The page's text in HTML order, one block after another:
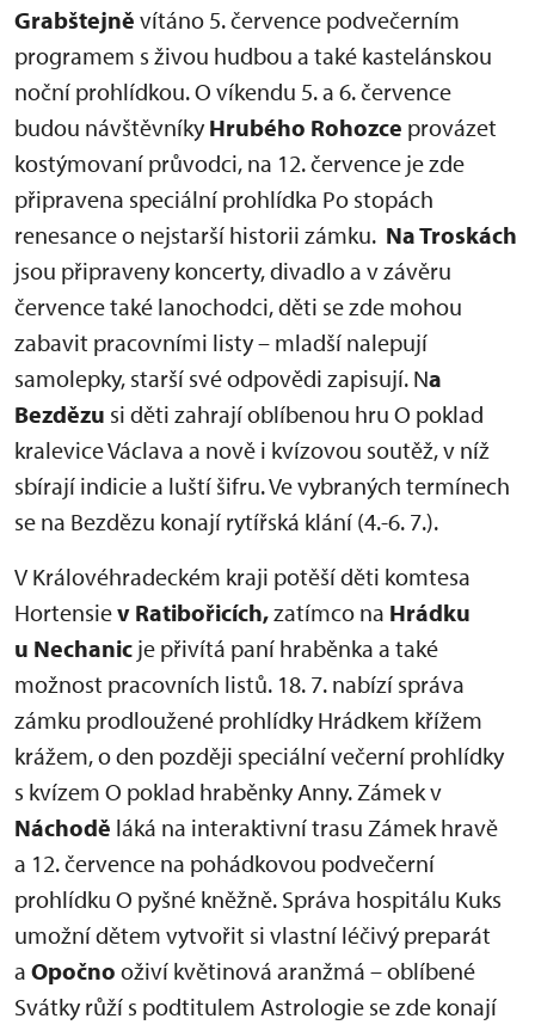
Grabštejně vítáno 5. července podvečerním
programem s živou hudbou a také kastelánskou
noční prohlídkou. O víkendu 5. a 6. července
budou návštěvníky Hrubého Rohozce provázet
kostýmovaní průvodci, na 12. července je zde
připravena speciální prohlídka Po stopách
renesance o nejstarší historii zámku. Na Troskách
jsou připraveny koncerty, divadlo a v závěru
července také lanochodci, děti se zde mohou
zabavit pracovními listy – mladší nalepují
samolepky, starší své odpovědi zapisují. Na
Bezdězu si děti zahrají oblíbenou hru O poklad
kralevice Václava a nově i kvízovou soutěž, v níž
sbírají indicie a luští šifru. Ve vybraných termínech
se na Bezdězu konají rytířská klání (4.-6. 7.).
V Královéhradeckém kraji potěší děti komtesa
Hortensiev Ratibořicích,zatímco na Hrádku
u Nechanic je přivítá paní hraběnka a také
možnost pracovních listů. 18. 7. nabízí správa
zámku prodloužené prohlídky Hrádkem křížem
krážem, o den později speciální večerní prohlídky
s kvízem O poklad hraběnky Anny. Zámek v
Náchodě láká na interaktivní trasu Zámek hravě
a 12. července na pohádkovou podvečerní
prohlídku O pyšné kněžně. Správa hospitálu Kuks
umožní dětem vytvořit si vlastní léčivý preparát
a Opočno oživí květinová aranžmá – oblíbené
Svátky růží s podtitulem Astrologie se zde konají